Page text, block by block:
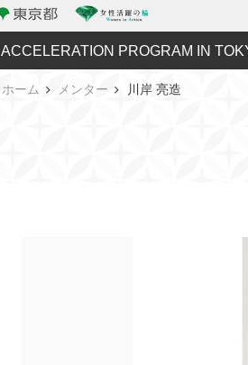
ACCELERATION PROGRAM IN
ホーム メンター 川岸 亮造